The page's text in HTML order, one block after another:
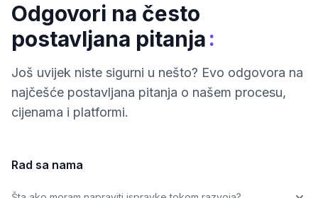
Odgovori na često
postavljana pitanja:
Još uvijek niste sigurni u nešto? Evo odgovora na
najčešće postavljana pitanja o našem procesu,
cijenama i platformi.
Rad sa nama